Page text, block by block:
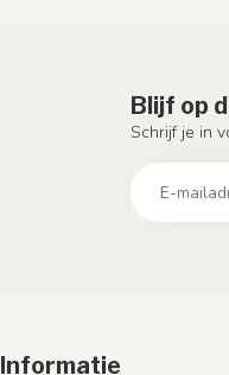
Blijf op
Schrijf je in
Informatie